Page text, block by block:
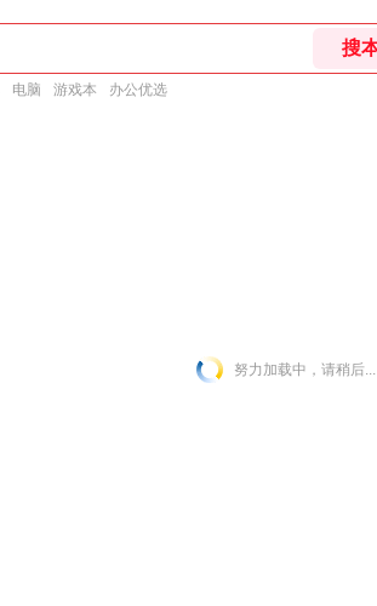
电脑 游戏本 办公优选
努力加载中，请稍后...